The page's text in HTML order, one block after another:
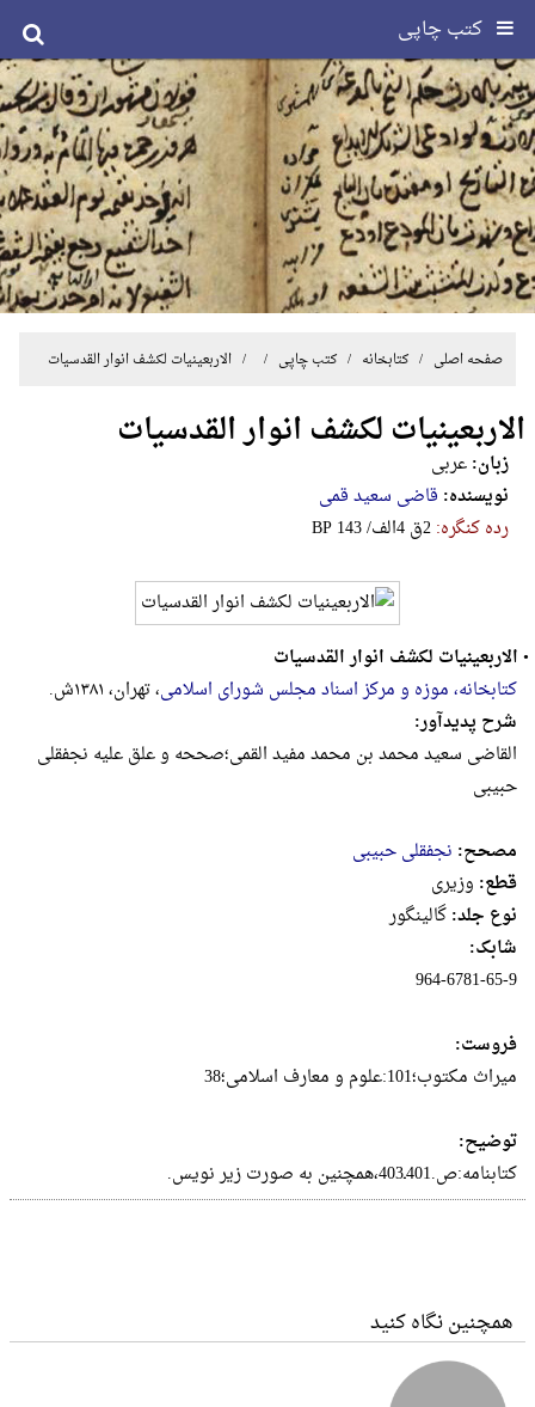
کتب چاپی
صفحه اصلی / کتابخانه /کتب چاپی / / الاربعینیات لکشف انوار القدسیات
الاربعینیات لکشف انوار القدسیات
زبان:عربی
نویسنده: قاضی سعید قمی
رده کنگره:‎B‎P‎ ‎1‎4‎3‎ ‎/‎الف‎4‎ ‎ق‎2
•الاربعینیات لکشف انوار القدسیات
کتابخانه، موزه و مرکز اسناد مجلس شورای اسلامی، تهران، ۱۳۸۱ش.
شرح پدیدآور:
القاضی سعید محمد بن محمد مفید القمی؛صححه و علق علیه نجفقلی
حبیبی
مصحح: نجفقلی حبیبی
قطع: وزيرى
نوع جلد:گالینگور
شابک:
964-6781-65-9
فروست:
میراث مکتوب؛101:علوم و معارف اسلامی؛38
توضیح:
کتابنامه:ص.401ـ403،همچنین به صورت زیر نویس.
همچنین نگاه کنید